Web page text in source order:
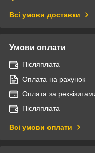
Всі умови доставки
Умови оплати
Післяплата
Оплата на рахунок
Оплата за
Післяплата
Всі умови оплати